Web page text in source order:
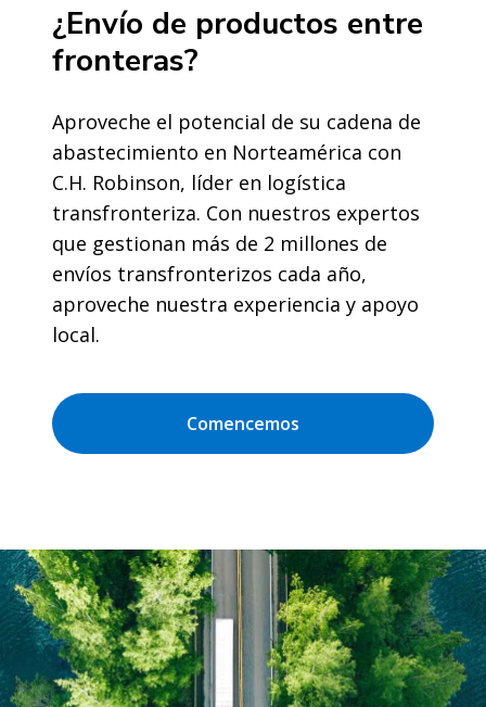
¿Envío de productos entre
fronteras?
Aproveche el potencial de su cadena de
abastecimiento en Norteamérica con
C.H. Robinson, líder en logística
transfronteriza. Con nuestros expertos
que gestionan más de 2 millones de
envíos transfronterizos cada año,
aproveche nuestra experiencia y apoyo
local.
Comencemos